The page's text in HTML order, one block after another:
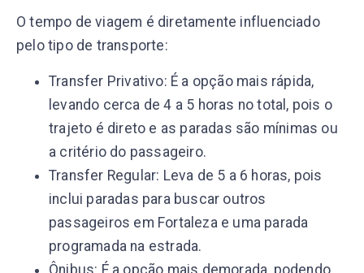
O tempo de viagem é diretamente influenciado
pelo tipo de transporte:
Transfer Privativo: É a opção mais rápida,
levando cerca de 4 a 5 horas no total, pois o
trajeto é direto e as paradas são mínimas ou
a critério do passageiro.
Transfer Regular: Leva de 5 a 6 horas, pois
inclui paradas para buscar outros
passageiros em Fortaleza e uma parada
programada na estrada.
Ônibus: É a opção mais demorada, podendo